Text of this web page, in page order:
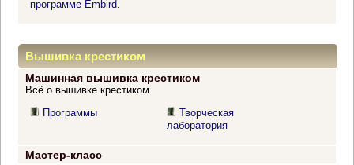
программе Embird.
Вышивка крестиком
Машинная вышивка крестиком
Всё о вышивке крестиком
Программы
Творческая
лаборатория
Мастер-класс